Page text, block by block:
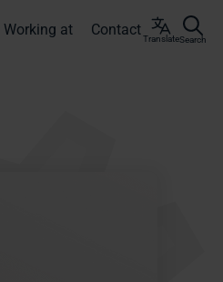
TranslateSearch
Working at Contact